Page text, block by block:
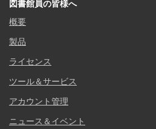
図書館員の皆様へ
概要
製品
ライセンス
ツール＆サービス
アカウント管理
ニュース＆イベント